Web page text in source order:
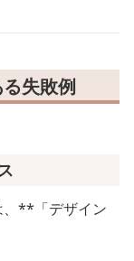
失敗例
、**「デザイン